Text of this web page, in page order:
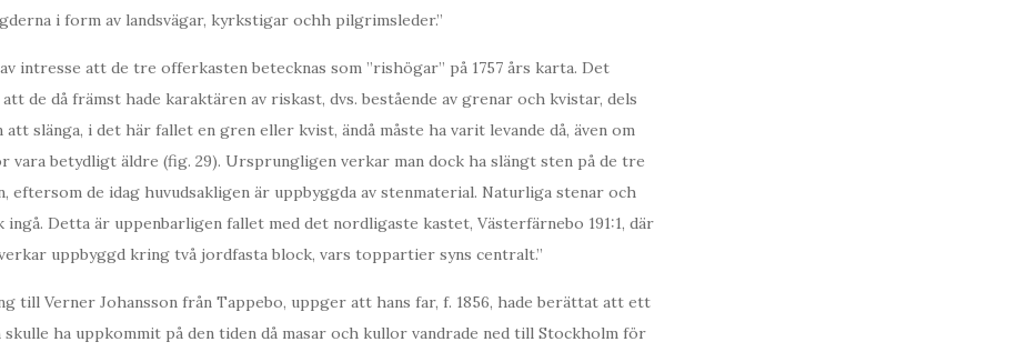
i form av landsvägar, kyrkstigar ochh pilgrimsleder.”
intresse att de tre offerkasten betecknas som ”rishögar” på 1757 års karta. Det
de då främst hade karaktären av riskast, dvs. bestående av grenar och kvistar, dels
slänga, i det här fallet en gren eller kvist, ändå måste ha varit levande då, även om
vara betydligt äldre (fig. 29). Ursprungligen verkar man dock ha slängt sten på de tre
eftersom de idag huvudsakligen är uppbyggda av stenmaterial. Naturliga stenar och
ingå. Detta är uppenbarligen fallet med det nordligaste kastet, Västerfärnebo 191:1, där
uppbyggd kring två jordfasta block, vars toppartier syns centralt.”
till Verner Johansson från Tappebo, uppger att hans far, f. 1856, hade berättat att ett
ha uppkommit på den tiden då masar och kullor vandrade ned till Stockholm för